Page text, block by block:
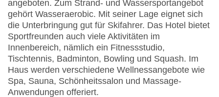
angeboten. Zum Strand- und Wassersportangebot
gehört Wasseraerobic. Mit seiner Lage eignet sich
die Unterbringung gut für Skifahrer. Das Hotel bietet
Sportfreunden auch viele Aktivitäten im
Innenbereich, nämlich ein Fitnessstudio,
Tischtennis, Badminton, Bowling und Squash. Im
Haus werden verschiedene Wellnessangebote wie
Spa, Sauna, Schönheitssalon und Massage-
Anwendungen offeriert.